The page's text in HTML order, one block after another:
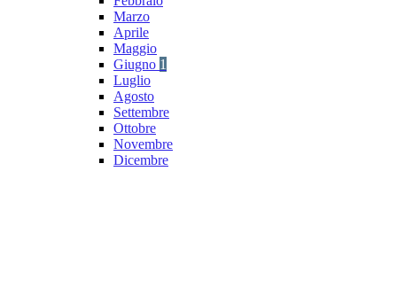
Marzo
Aprile
Maggio
Giugno 1
Luglio
Agosto
Settembre
Ottobre
Novembre
Dicembre